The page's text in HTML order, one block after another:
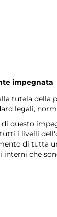
impegnata
tutela della
legali,
di questo
i livelli
di tutta
che